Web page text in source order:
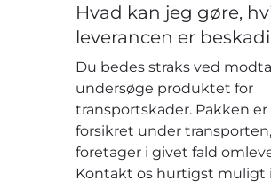
Hvad kan jeg gøre,
leverancen er
Du bedes straks ved
undersøge produktet for
transportskader. Pakken er
forsikret under
foretager i givet fald
Kontakt os hurtigst muligt i